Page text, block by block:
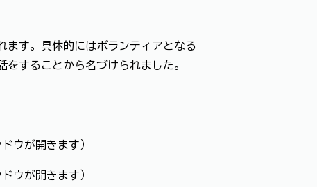
す。具体的にはボランティアとなる
することから名づけられました。
ウが開きます）
ウが開きます）